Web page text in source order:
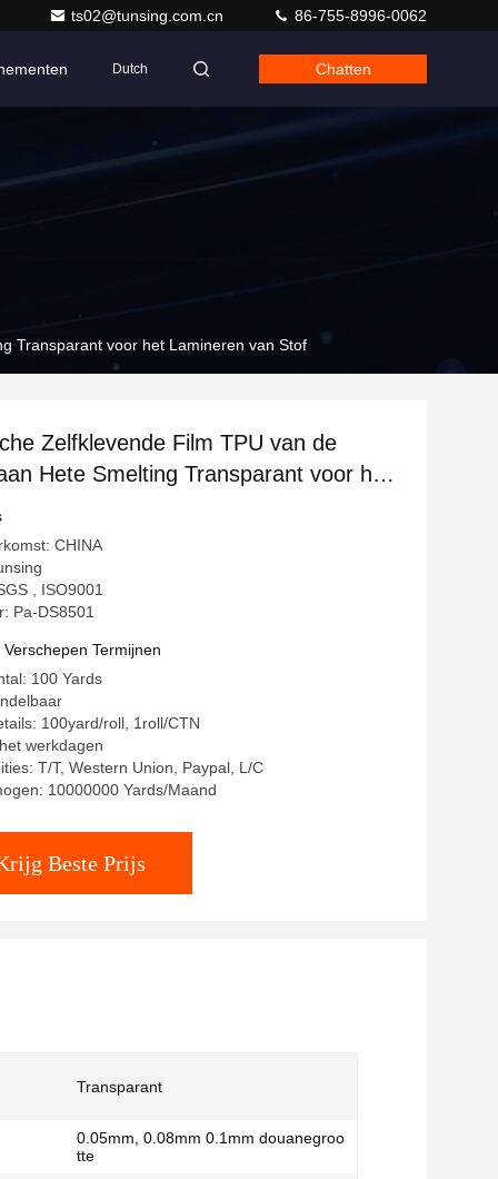
ts02@tunsing.com.cn 86-755-8996-0062
Dutch Chatten
Transparant voor het Lamineren van Stof
Zelfklevende Film TPU van de
Hete Smelting Transparant voor het
CHINA
, ISO9001
Pa-DS8501
Termijnen
100 Yards
100yard/roll, 1roll/CTN
werkdagen
T/T, Western Union, Paypal, L/C
10000000 Yards/Maand
Beste Prijs
Transparant
0.05mm, 0.08mm 0.1mm douanegroo
tte